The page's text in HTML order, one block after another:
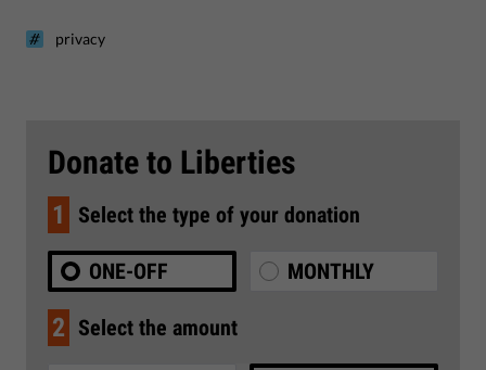
privacy
Donate to Liberties
1 Select the type of your donation
ONE-OFF MONTHLY
2 Select the amount